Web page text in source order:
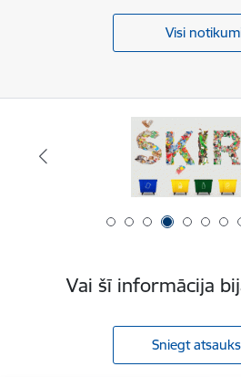
Visi
Vai šī informācija
Sniegt